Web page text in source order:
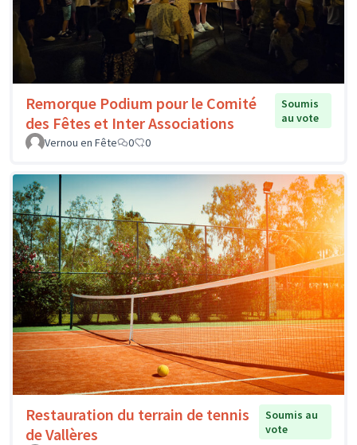
Remorque Podium pour le Comité
des Fêtes et Inter Associations
Soumis
au vote
Vernou en Fête
0 0
Restauration du terrain de tennis
de Vallères
Soumis au
vote